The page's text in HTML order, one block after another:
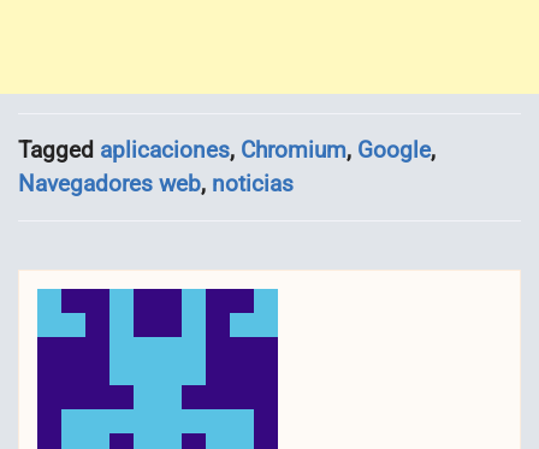
Tagged aplicaciones, Chromium, Google,
Navegadores web, noticias